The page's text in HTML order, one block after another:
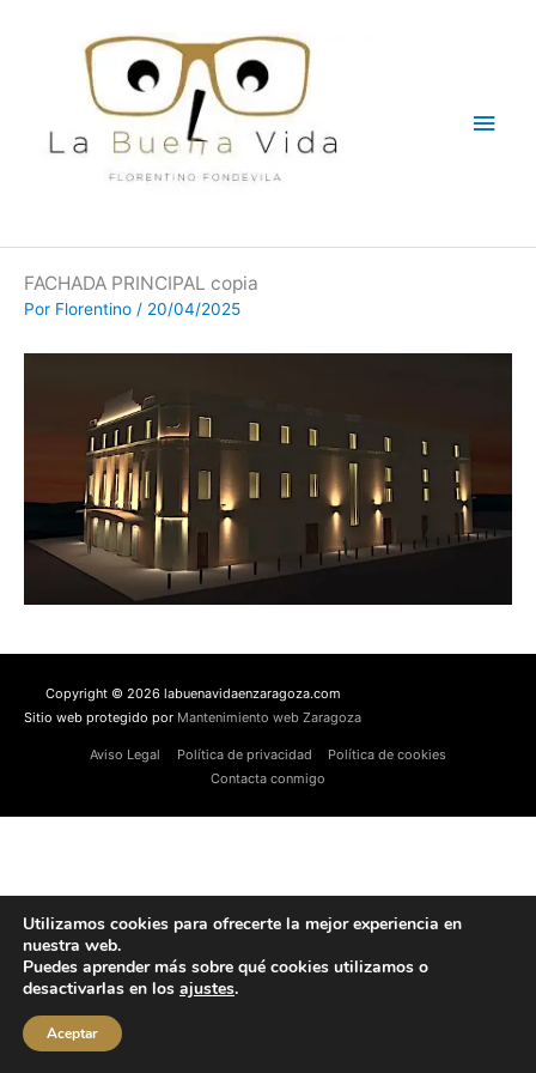
FACHADA PRINCIPAL copia
Por Florentino / 20/04/2025
Copyright © 2026 labuenavidaenzaragoza.com
Sitio web protegido por Mantenimiento web Zaragoza
Aviso Legal Política de privacidad
Política de cookies
Contacta conmigo
Utilizamos cookies para ofrecerte la mejor experiencia en
nuestra web.
Puedes aprender más sobre qué cookies utilizamos o
desactivarlas en los ajustes.
Aceptar